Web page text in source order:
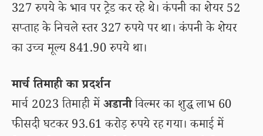
327 रुपये के भाव पर ट्रेड कर रहे थे। कंपनी का शेयर 52
सप्ताह के निचले स्तर 327 रुपये पर था। कंपनी के शेयर
का उच्च मूल्य 841.90 रुपये था।
मार्च तिमाही का प्रदर्शन
मार्च 2023 तिमाही मेंअडानीविल्मर का शुद्ध लाभ 60
फीसदी घटकर 93.61 करोड़ रुपये रह गया। कमाई में